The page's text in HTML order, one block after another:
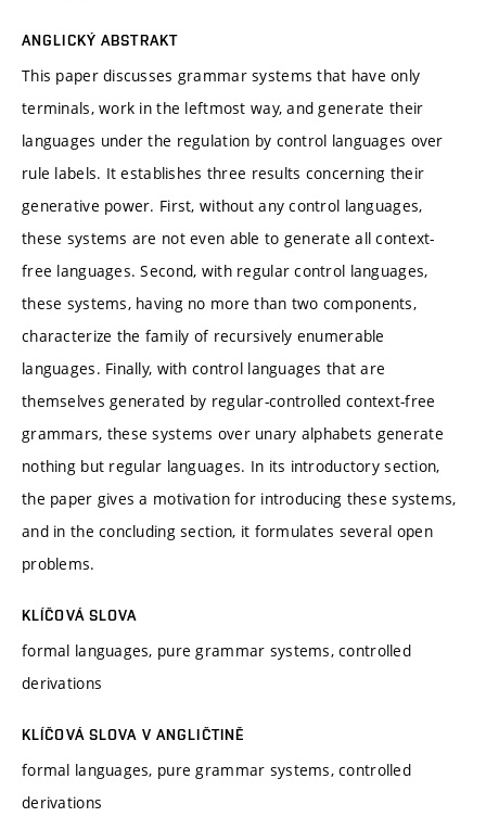
ANGLICKÝ ABSTRAKT
This paper discusses grammar systems that have only
terminals, work in the leftmost way, and generate their
languages under the regulation by control languages over
rule labels. It establishes three results concerning their
generative power. First, without any control languages,
these systems are not even able to generate all context-
free languages. Second, with regular control languages,
these systems, having no more than two components,
characterize the family of recursively enumerable
languages. Finally, with control languages that are
themselves generated by regular-controlled context-free
grammars, these systems over unary alphabets generate
nothing but regular languages. In its introductory section,
the paper gives a motivation for introducing these systems,
and in the concluding section, it formulates several open
problems.
KLÍČOVÁ SLOVA
formal languages, pure grammar systems, controlled
derivations
KLÍČOVÁ SLOVA V ANGLIČTINĚ
formal languages, pure grammar systems, controlled
derivations